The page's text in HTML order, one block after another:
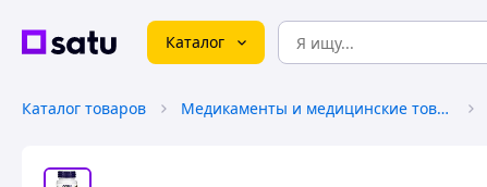
Каталог
Каталог товаров Медикаменты и медицинские товары